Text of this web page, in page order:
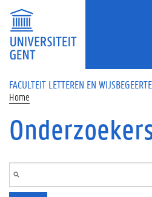
Overslaan en naar de inhoud gaan
FACULTEIT LETTEREN EN
Home